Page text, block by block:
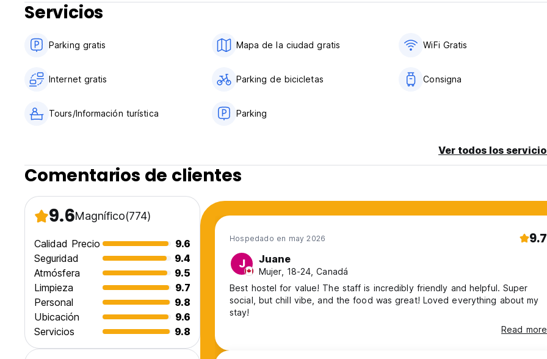
Servicios
Parking gratis Mapa de la ciudad gratis WiFi Gratis
Internet gratis Parking de bicicletas Consigna
Tours/Información turística Parking
Ver todos los
Comentarios de clientes
9.6Magnífico(774)
Calidad Precio
9.6
Seguridad
9.4
Atmósfera
9.5
Limpieza
9.7
Personal
9.8
Ubicación
9.6
Servicios
9.8
Hospedado en may 2026 9.7
J Juane
Mujer, 18-24, Canadá
Best hostel for value! The staff is incredibly friendly and helpful. Super
social, but chill vibe, and the food was great! Loved everything about my
stay!
Read more